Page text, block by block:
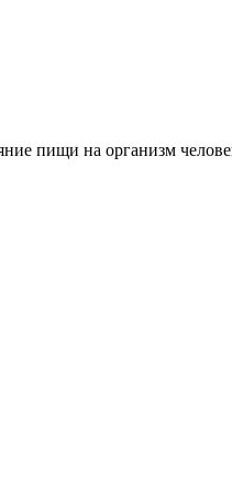
пищи на организм